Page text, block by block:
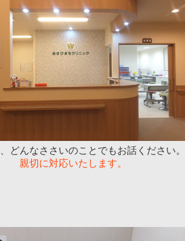
どんなささいのことでもお話ください。
親切に対応いたします。